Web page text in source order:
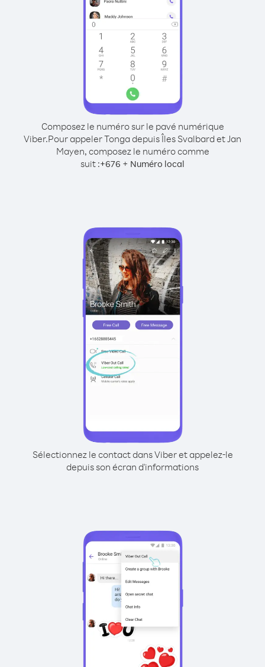
Composez le numéro sur le pavé numérique
Viber.Pour appeler Tonga depuis Îles Svalbard et Jan
Mayen, composez le numéro comme
suit :+676 + Numéro local
Sélectionnez le contact dans Viber et appelez-le
depuis son écran d'informations